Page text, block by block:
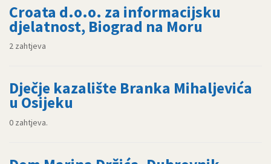
Croata d.o.o. za informacijsku
djelatnost, Biograd na Moru
2 zahtjeva
Dječje kazalište Branka Mihaljevića
u Osijeku
0 zahtjeva.